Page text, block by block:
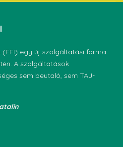
(EFI) egy új szolgáltatási forma
A szolgáltatások
sem beutaló, sem TAJ-